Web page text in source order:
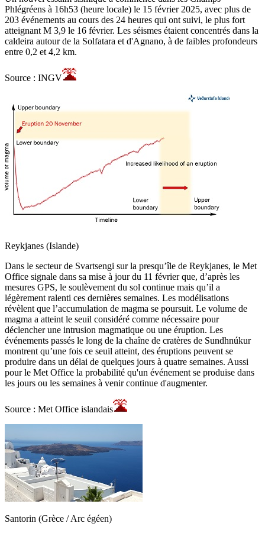
Phlégréens à 16h53 (heure locale) le 15 février 2025, avec plus de
203 événements au cours des 24 heures qui ont suivi, le plus fort
atteignant M 3,9 le 16 février. Les séismes étaient concentrés dans la
caldeira autour de la Solfatara et d'Agnano, à de faibles profondeurs
entre 0,2 et 4,2 km.
Source : INGV
Reykjanes (Islande)
Dans le secteur de Svartsengi sur la presqu’île de Reykjanes, le Met
Office signale dans sa mise à jour du 11 février que, d’après les
mesures GPS, le soulèvement du sol continue mais qu’il a
légèrement ralenti ces dernières semaines. Les modélisations
révèlent que l’accumulation de magma se poursuit. Le volume de
magma a atteint le seuil considéré comme nécessaire pour
déclencher une intrusion magmatique ou une éruption. Les
événements passés le long de la chaîne de cratères de Sundhnúkur
montrent qu’une fois ce seuil atteint, des éruptions peuvent se
produire dans un délai de quelques jours à quatre semaines. Aussi
pour le Met Office la probabilité qu'un événement se produise dans
les jours ou les semaines à venir continue d'augmenter.
Source : Met Office islandais
Santorin (Grèce / Arc égéen)